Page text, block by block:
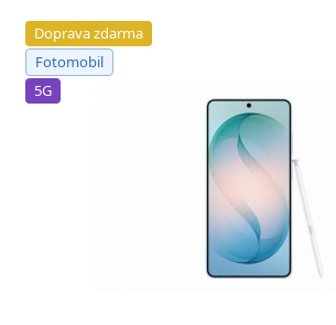
Doprava zdarma
Fotomobil
5G